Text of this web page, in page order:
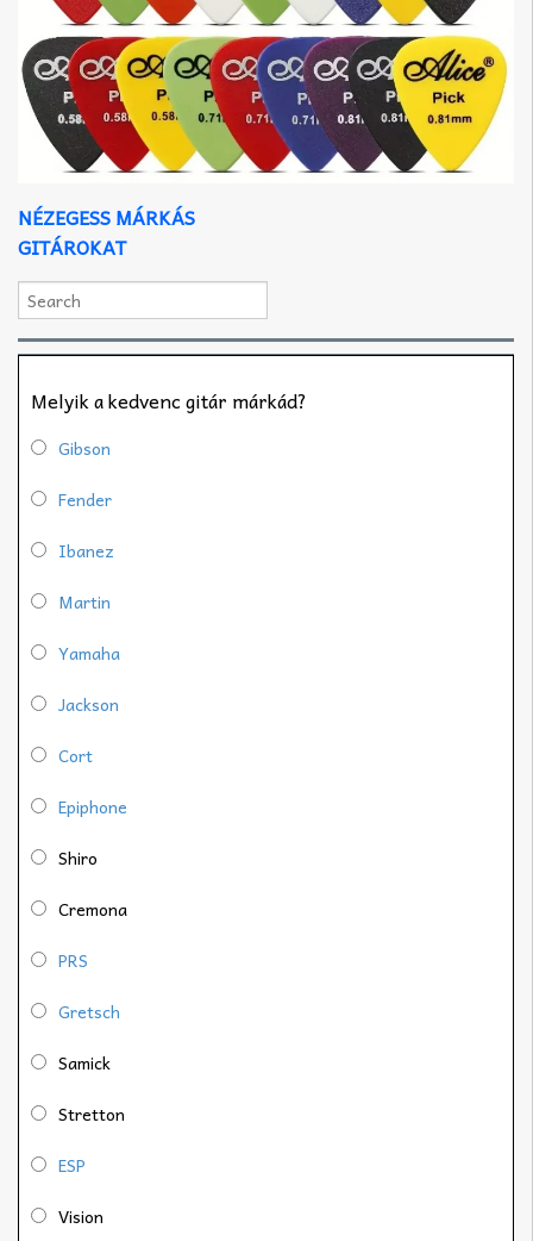
NÉZEGESS MÁRKÁS
GITÁROKAT
Melyik a kedvenc gitár márkád?
Gibson
Fender
Ibanez
Martin
Yamaha
Jackson
Cort
Epiphone
Shiro
Cremona
PRS
Gretsch
Samick
Stretton
ESP
Vision